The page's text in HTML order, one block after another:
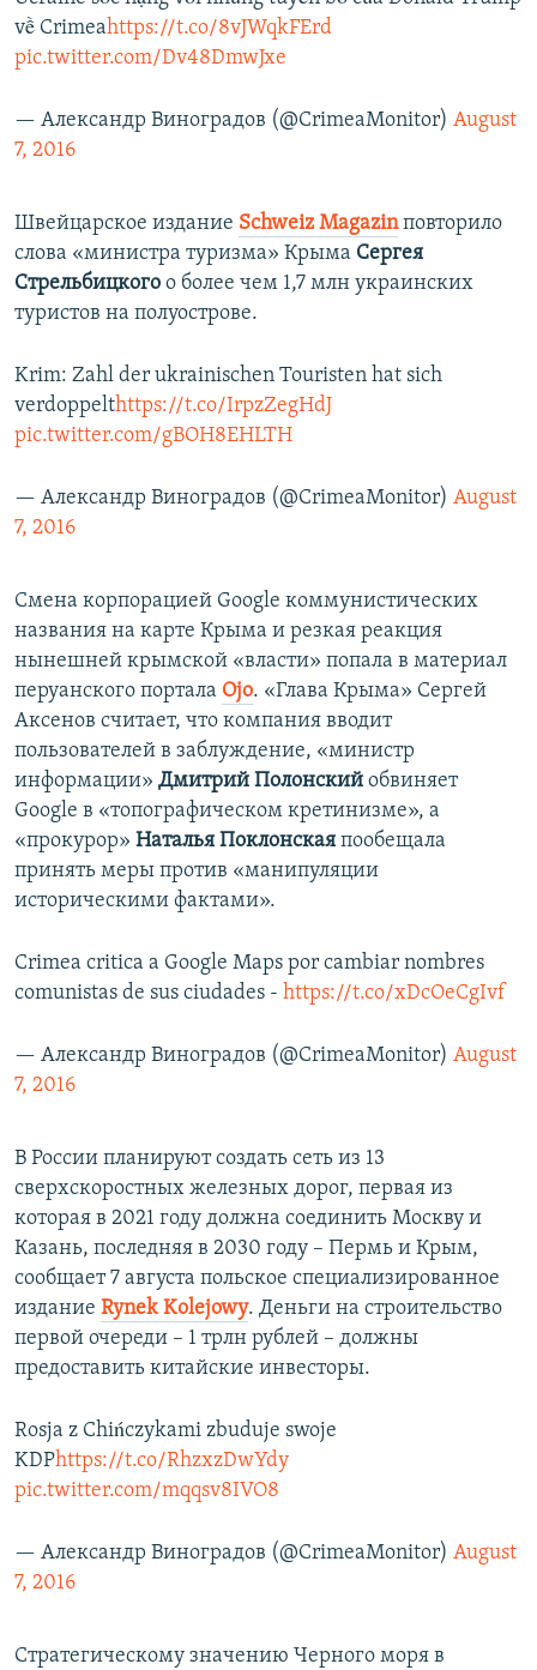
về Crimeahttps://t.co/8vJWqkFErd
pic.twitter.com/Dv48DmwJxe
— Александр Виноградов (@CrimeaMonitor) August
7, 2016
Швейцарское издание Schweiz Magazinповторило
слова «министра туризма» Крыма Сергея
Стрельбицкого о более чем 1,7 млн украинских
туристов на полуострове.
Krim: Zahl der ukrainischen Touristen hat sich
verdoppelthttps://t.co/IrpzZegHdJ
pic.twitter.com/gBOH8EHLTH
— Александр Виноградов (@CrimeaMonitor) August
7, 2016
Смена корпорацией Google коммунистических
названия на карте Крыма и резкая реакция
нынешней крымской «власти» попала в материал
перуанского портала Оjo. «Глава Крыма» Сергей
Аксенов считает, что компания вводит
пользователей в заблуждение, «министр
информации» Дмитрий Полонский обвиняет
Google в «топографическом кретинизме», а
«прокурор» Наталья Поклонская пообещала
принять меры против «манипуляции
историческими фактами».
Crimea critica a Google Maps por cambiar nombres
comunistas de sus ciudades - https://t.co/xDcOeCgIvf
— Александр Виноградов (@CrimeaMonitor) August
7, 2016
В России планируют создать сеть из 13
сверхскоростных железных дорог, первая из
которая в 2021 году должна соединить Москву и
Казань, последняя в 2030 году – Пермь и Крым,
сообщает 7 августа польское специализированное
издание Rynek Kolejowy. Деньги на строительство
первой очереди – 1 трлн рублей – должны
предоставить китайские инвесторы.
Rosja z Chińczykami zbuduje swoje
KDPhttps://t.co/RhzxzDwYdy
pic.twitter.com/mqqsv8IVO8
— Александр Виноградов (@CrimeaMonitor) August
7, 2016
Стратегическому значению Черного моря в